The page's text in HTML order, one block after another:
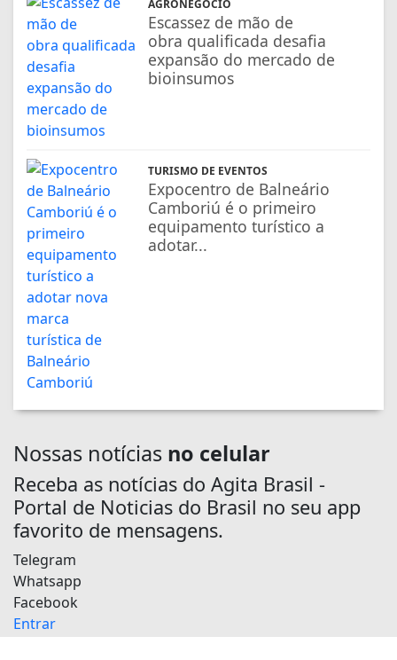
AGRONEGÓCIO
Escassez de mão de
obra qualificada desafia
expansão do mercado de
bioinsumos
TURISMO DE EVENTOS
Expocentro de Balneário
Camboriú é o primeiro
equipamento turístico a
adotar...
Nossas notícias no celular
Receba as notícias do Agita Brasil -
Portal de Noticias do Brasil no seu app
favorito de mensagens.
Telegram
Whatsapp
Facebook
Entrar